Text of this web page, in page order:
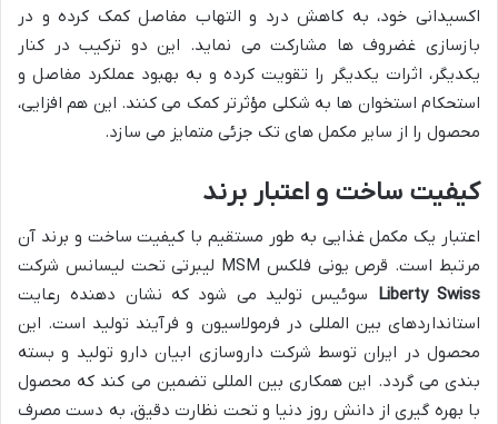
اکسیدانی خود، به کاهش درد و التهاب مفاصل کمک کرده و در
بازسازی غضروف ها مشارکت می نماید. این دو ترکیب در کنار
یکدیگر، اثرات یکدیگر را تقویت کرده و به بهبود عملکرد مفاصل و
استحکام استخوان ها به شکلی مؤثرتر کمک می کنند. این هم افزایی،
محصول را از سایر مکمل های تک جزئی متمایز می سازد.
کیفیت ساخت و اعتبار برند
اعتبار یک مکمل غذایی به طور مستقیم با کیفیت ساخت و برند آن
مرتبط است. قرص یونی فلکس MSM لیبرتی تحت لیسانس شرکت
Liberty Swiss سوئیس تولید می شود که نشان دهنده رعایت
استانداردهای بین المللی در فرمولاسیون و فرآیند تولید است. این
محصول در ایران توسط شرکت داروسازی ابیان دارو تولید و بسته
بندی می گردد. این همکاری بین المللی تضمین می کند که محصول
با بهره گیری از دانش روز دنیا و تحت نظارت دقیق، به دست مصرف